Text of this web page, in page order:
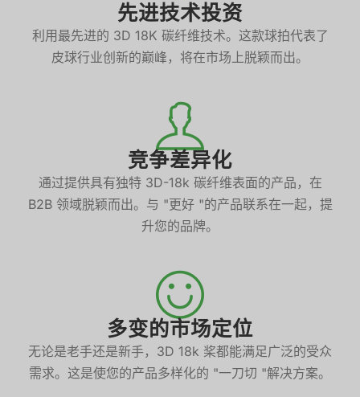
先进技术投资
利用最先进的 3D 18K 碳纤维技术。这款球拍代表了
皮球行业创新的巅峰，将在市场上脱颖而出。
竞争差异化
通过提供具有独特 3D-18k 碳纤维表面的产品，在
B2B 领域脱颖而出。与 "更好 "的产品联系在一起，提
升您的品牌。
多变的市场定位
无论是老手还是新手，3D 18k 桨都能满足广泛的受众
需求。这是使您的产品多样化的 "一刀切 "解决方案。